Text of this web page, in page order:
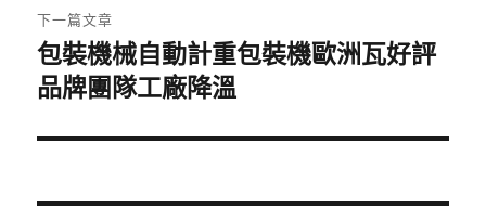
章:
下一篇文章
下
一
文
包裝機械自動計重包裝機歐洲瓦好評
品牌團隊工廠降溫